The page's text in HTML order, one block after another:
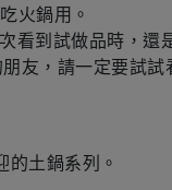
火鍋用。
看到試做品時，還
友，請一定要試試
的土鍋系列。